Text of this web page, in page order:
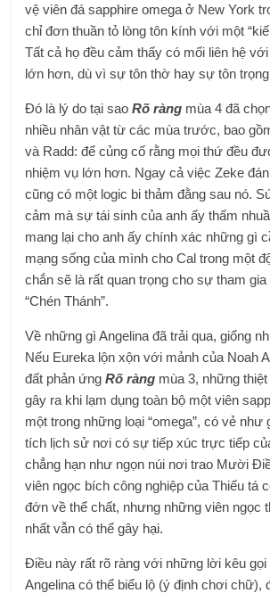
vệ viên đá sapphire omega ở New York
chỉ đơn thuần tỏ lòng tôn kính với một
Tất cả họ đều cảm thấy có mối liên hệ
lớn hơn, dù vì sự tôn thờ hay sự tôn
Đó là lý do tại saoRõ ràng mùa 4 đã
nhiều nhân vật từ các mùa trước, bao
và Radd: để củng cố rằng mọi thứ đều
nhiệm vụ lớn hơn. Ngay cả việc Zeke
cũng có một logic bi thảm đằng sau nó.
cảm mà sự tái sinh của anh ấy thấm
mang lại cho anh ấy chính xác những gì
mạng sống của mình cho Cal trong một
chắn sẽ là rất quan trọng cho sự tham
“Chén Thánh”.
Về những gì Angelina đã trải qua, giống
Nếu Eureka lộn xộn với mảnh của Noah
đất phản ứngRõ ràng mùa 3, những
gây ra khi lạm dụng toàn bộ một viên
một trong những loại “omega”, có vẻ như
tích lịch sử nơi có sự tiếp xúc trực tiếp
chẳng hạn như ngọn núi nơi trao Mười
viên ngọc bích công nghiệp của Thiếu tá
đớn về thể chất, nhưng những viên ngọc
nhất vẫn có thể gây hại.
Điều này rất rõ ràng với những lời kêu gọi
Angelina có thể biểu lộ (ý định chơi chữ),